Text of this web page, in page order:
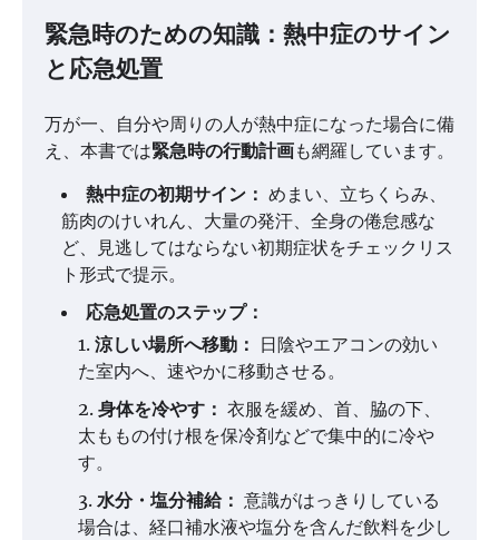
緊急時のための知識：熱中症のサイン
と応急処置
万が一、自分や周りの人が熱中症になった場合に備
え、本書では緊急時の行動計画も網羅しています。
熱中症の初期サイン： めまい、立ちくらみ、
筋肉のけいれん、大量の発汗、全身の倦怠感な
ど、見逃してはならない初期症状をチェックリス
ト形式で提示。
応急処置のステップ：
涼しい場所へ移動： 日陰やエアコンの効い
た室内へ、速やかに移動させる。
身体を冷やす： 衣服を緩め、首、脇の下、
太ももの付け根を保冷剤などで集中的に冷や
す。
水分・塩分補給： 意識がはっきりしている
場合は、経口補水液や塩分を含んだ飲料を少し